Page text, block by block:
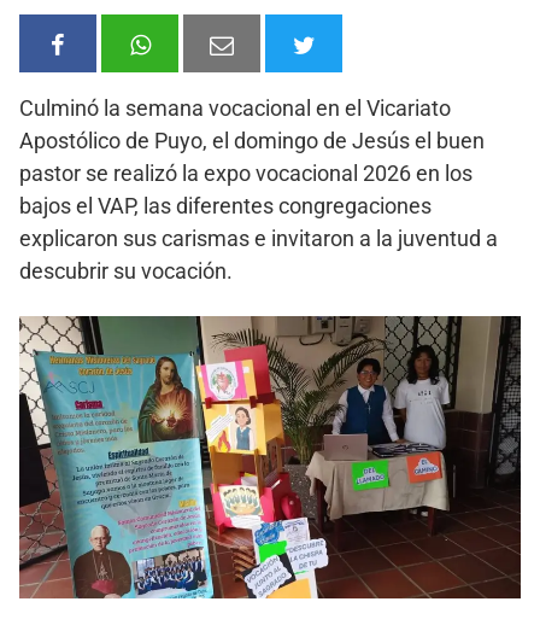
Culminó la semana vocacional en el Vicariato
Apostólico de Puyo, el domingo de Jesús el buen
pastor se realizó la expo vocacional 2026 en los
bajos el VAP, las diferentes congregaciones
explicaron sus carismas e invitaron a la juventud a
descubrir su vocación.